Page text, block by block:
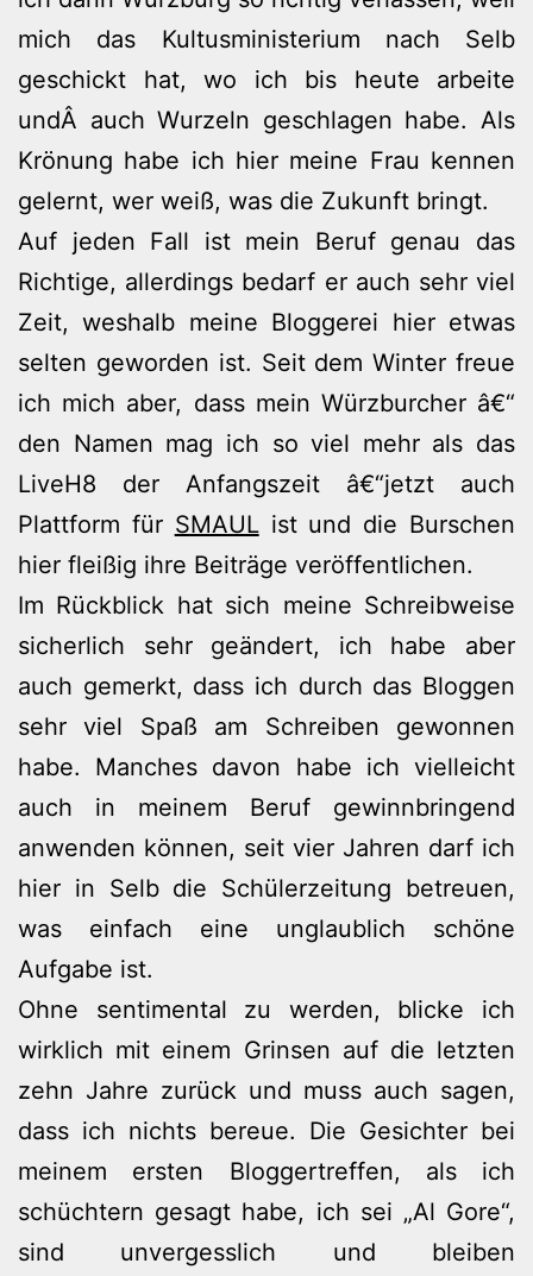
mich das Kultusministerium nach Selb
geschickt hat, wo ich bis heute arbeite
undÂ auch Wurzeln geschlagen habe. Als
Krönung habe ich hier meine Frau kennen
gelernt, wer weiß, was die Zukunft bringt.
Auf jeden Fall ist mein Beruf genau das
Richtige, allerdings bedarf er auch sehr viel
Zeit, weshalb meine Bloggerei hier etwas
selten geworden ist. Seit dem Winter freue
ich mich aber, dass mein Würzburcher â€“
den Namen mag ich so viel mehr als das
LiveH8 der Anfangszeit â€“jetzt auch
Plattform für SMAUList und die Burschen
hier fleißig ihre Beiträge veröffentlichen.
Im Rückblick hat sich meine Schreibweise
sicherlich sehr geändert, ich habe aber
auch gemerkt, dass ich durch das Bloggen
sehr viel Spaß am Schreiben gewonnen
habe. Manches davon habe ich vielleicht
auch in meinem Beruf gewinnbringend
anwenden können, seit vier Jahren darf ich
hier in Selb die Schülerzeitung betreuen,
was einfach eine unglaublich schöne
Aufgabe ist.
Ohne sentimental zu werden, blicke ich
wirklich mit einem Grinsen auf die letzten
zehn Jahre zurück und muss auch sagen,
dass ich nichts bereue. Die Gesichter bei
meinem ersten Bloggertreffen, als ich
schüchtern gesagt habe, ich sei „Al Gore“,
sind unvergesslich und bleiben